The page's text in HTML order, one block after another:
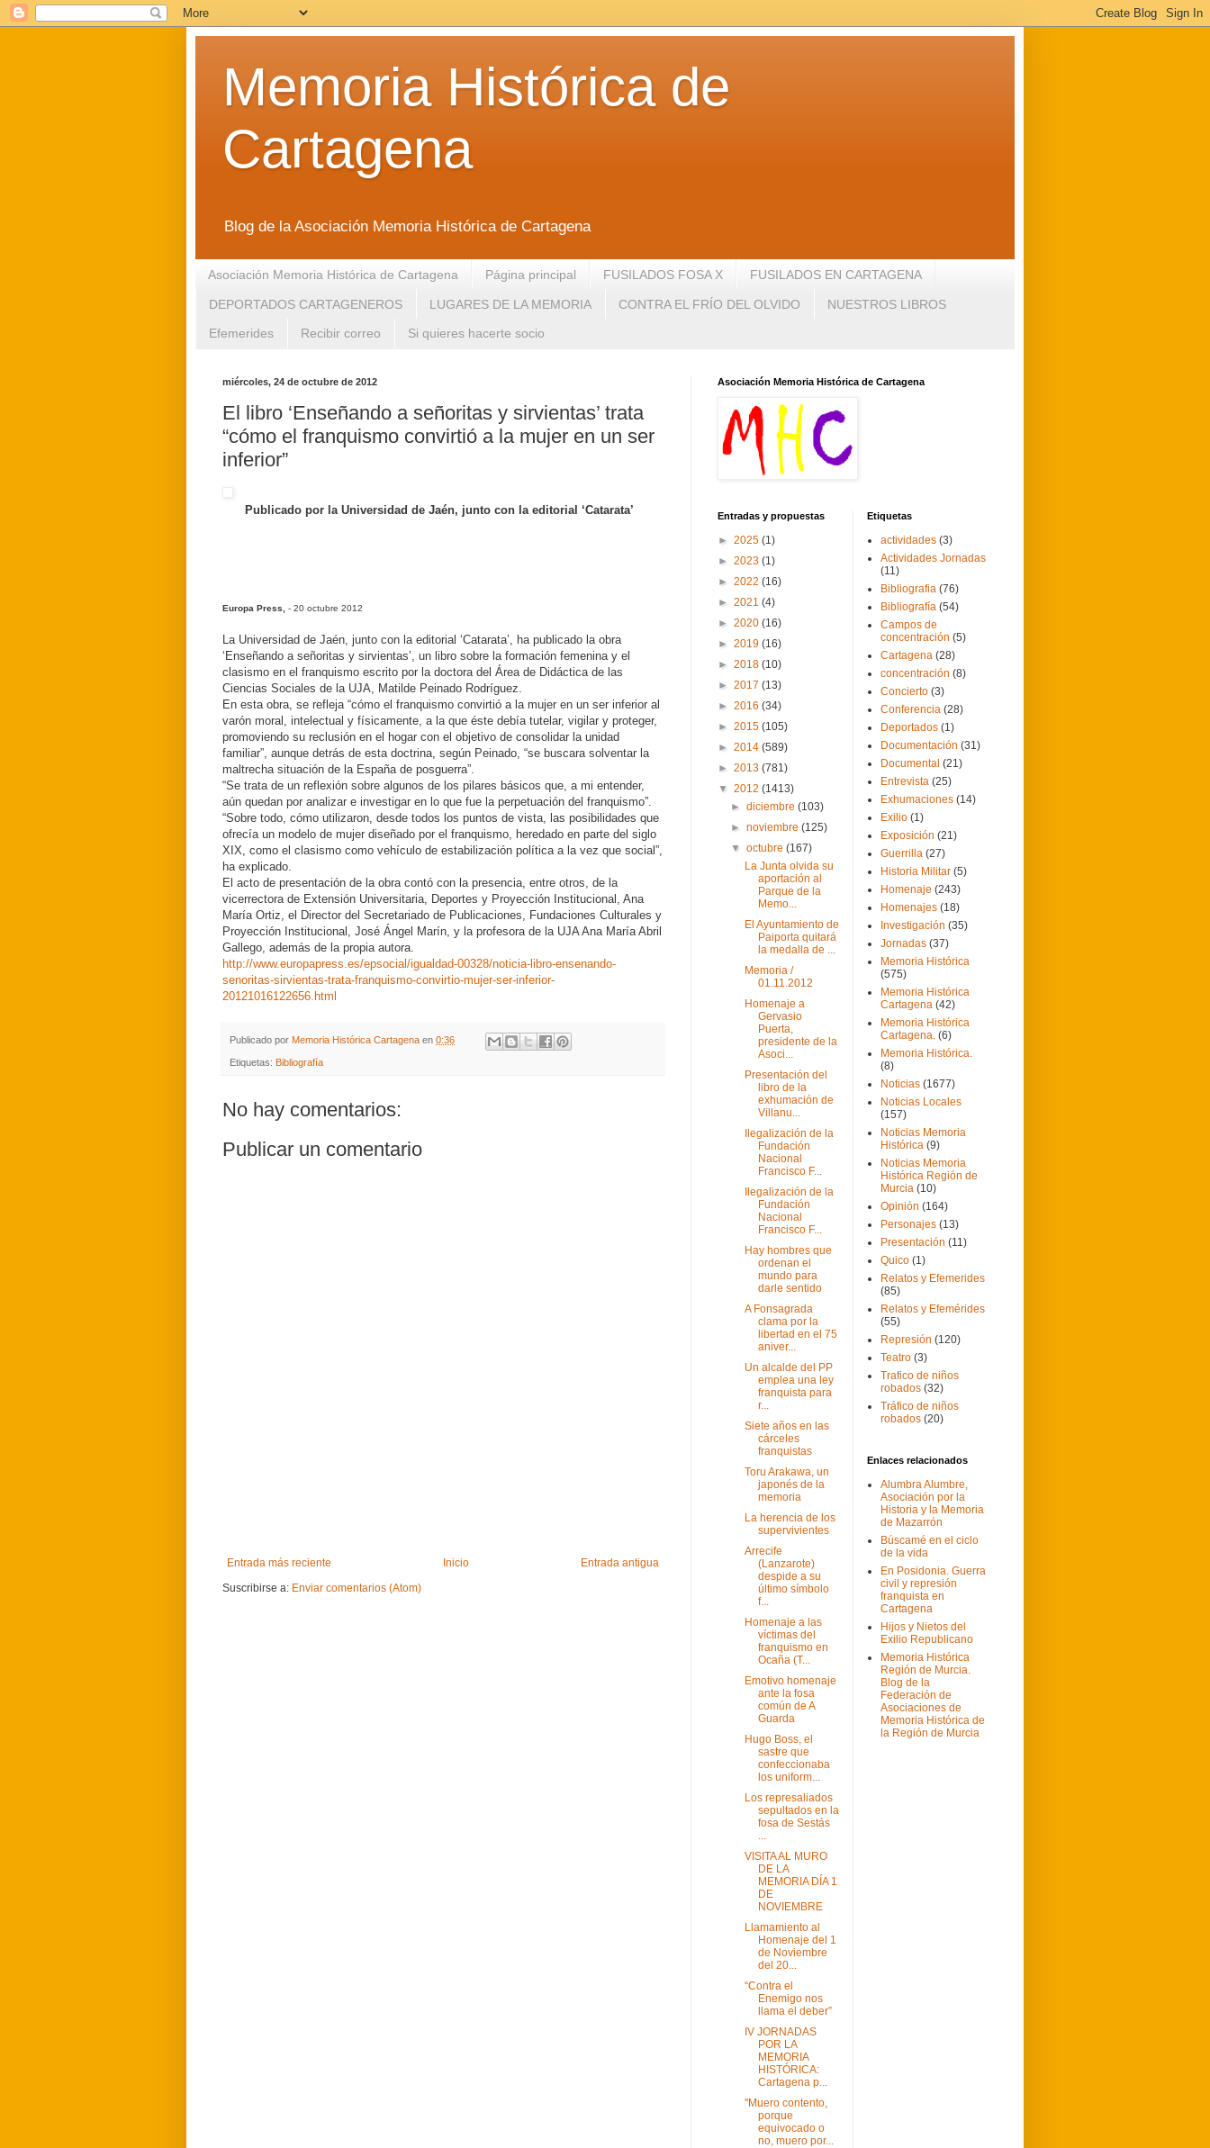
Memoria Histórica de
Cartagena
Blog de la Asociación Memoria Histórica de Cartagena
Asociación Memoria Histórica de Cartagena Página principal FUSILADOS FOSA X FUSILADOS EN CARTAGENA
DEPORTADOS CARTAGENEROS LUGARES DE LA MEMORIA CONTRA EL FRÍO DEL OLVIDO NUESTROS LIBROS
Efemerides Recibir correo Si quieres hacerte socio
miércoles, 24 de octubre de 2012
El libro ‘Enseñando a señoritas y sirvientas’ trata
“cómo el franquismo convirtió a la mujer en un ser
inferior”
Publicado por la Universidad de Jaén, junto con la editorial ‘Catarata’
Europa Press, - 20 octubre 2012
La Universidad de Jaén, junto con la editorial ‘Catarata’, ha publicado la obra
‘Enseñando a señoritas y sirvientas’, un libro sobre la formación femenina y el
clasismo en el franquismo escrito por la doctora del Área de Didáctica de las
Ciencias Sociales de la UJA, Matilde Peinado Rodríguez.
En esta obra, se refleja “cómo el franquismo convirtió a la mujer en un ser inferior al
varón moral, intelectual y físicamente, a la que éste debía tutelar, vigilar y proteger,
promoviendo su reclusión en el hogar con el objetivo de consolidar la unidad
familiar”, aunque detrás de esta doctrina, según Peinado, “se buscara solventar la
maltrecha situación de la España de posguerra”.
“Se trata de un reflexión sobre algunos de los pilares básicos que, a mi entender,
aún quedan por analizar e investigar en lo que fue la perpetuación del franquismo”.
“Sobre todo, cómo utilizaron, desde todos los puntos de vista, las posibilidades que
ofrecía un modelo de mujer diseñado por el franquismo, heredado en parte del siglo
XIX, como el clasismo como vehículo de estabilización política a la vez que social”,
ha explicado.
El acto de presentación de la obra contó con la presencia, entre otros, de la
vicerrectora de Extensión Universitaria, Deportes y Proyección Institucional, Ana
María Ortiz, el Director del Secretariado de Publicaciones, Fundaciones Culturales y
Proyección Institucional, José Ángel Marín, y la profesora de la UJA Ana María Abril
Gallego, además de la propia autora.
http://www.europapress.es/epsocial/igualdad-00328/noticia-libro-ensenando-
senoritas-sirvientas-trata-franquismo-convirtio-mujer-ser-inferior-
20121016122656.html
Publicado por Memoria Histórica Cartagena en 0:36
Etiquetas: Bibliografía
No hay comentarios:
Publicar un comentario
Entrada más reciente Entrada antigua
Inicio
Suscribirse a: Enviar comentarios (Atom)
Asociación Memoria Histórica de Cartagena
Entradas y propuestas
► 2025 (1)
► 2023 (1)
► 2022 (16)
► 2021 (4)
► 2020 (16)
► 2019 (16)
► 2018 (10)
► 2017 (13)
► 2016 (34)
► 2015 (105)
► 2014 (589)
► 2013 (781)
▼ 2012 (1413)
►diciembre(103)
►noviembre(125)
▼octubre(167)
La Junta olvida su
aportación al
Parque de la
Memo...
El Ayuntamiento de
Paiporta quitará
la medalla de ...
Memoria /
01.11.2012
Homenaje a
Gervasio
Puerta,
presidente de la
Asoci...
Presentación del
libro de la
exhumación de
Villanu...
Ilegalización de la
Fundación
Nacional
Francisco F...
Ilegalización de la
Fundación
Nacional
Francisco F...
Hay hombres que
ordenan el
mundo para
darle sentido
A Fonsagrada
clama por la
libertad en el 75
aniver...
Un alcalde del PP
emplea una ley
franquista para
r...
Siete años en las
cárceles
franquistas
Toru Arakawa, un
japonés de la
memoria
La herencia de los
supervivientes
Arrecife
(Lanzarote)
despide a su
último símbolo
f...
Homenaje a las
víctimas del
franquismo en
Ocaña (T...
Emotivo homenaje
ante la fosa
común de A
Guarda
Hugo Boss, el
sastre que
confeccionaba
los uniform...
Los represaliados
sepultados en la
fosa de Sestás
VISITA AL MURO
DE LA
MEMORIA DÍA 1
DE
NOVIEMBRE
Llamamient​o al
Homenaje del 1
de Noviembre
del 20...
“Contra el
Enemigo nos
llama el deber”
IV JORNADAS
POR LA
MEMORIA
HISTÓRICA:
Cartagena p...
"Muero contento,
porque
equivocado o
no, muero por...
Etiquetas
actividades (3)
Actividades Jornadas
(11)
Bibliografia (76)
Bibliografía (54)
Campos de
concentración (5)
Cartagena (28)
concentración (8)
Concierto (3)
Conferencia (28)
Deportados (1)
Documentación (31)
Documental (21)
Entrevista (25)
Exhumaciones (14)
Exilio (1)
Exposición (21)
Guerrilla (27)
Historia Militar (5)
Homenaje (243)
Homenajes (18)
Investigación (35)
Jornadas (37)
Memoria Histórica
(575)
Memoria Histórica
Cartagena (42)
Memoria Histórica
Cartagena. (6)
Memoria Histórica.
(8)
Noticias (1677)
Noticias Locales
(157)
Noticias Memoria
Histórica (9)
Noticias Memoria
Histórica Región de
Murcia (10)
Opinión (164)
Personajes (13)
Presentación (11)
Quico (1)
Relatos y Efemerides
(85)
Relatos y Efemérides
(55)
Represión (120)
Teatro (3)
Trafico de niños
robados (32)
Tráfico de niños
robados (20)
Enlaces relacionados
Alumbra Alumbre,
Asociación por la
Historia y la Memoria
de Mazarrón
Búscamé en el ciclo
de la vida
En Posidonia. Guerra
civil y represión
franquista en
Cartagena
Hijos y Nietos del
Exilio Republicano
Memoria Histórica
Región de Murcia.
Blog de la
Federación de
Asociaciones de
Memoria Histórica de
la Región de Murcia